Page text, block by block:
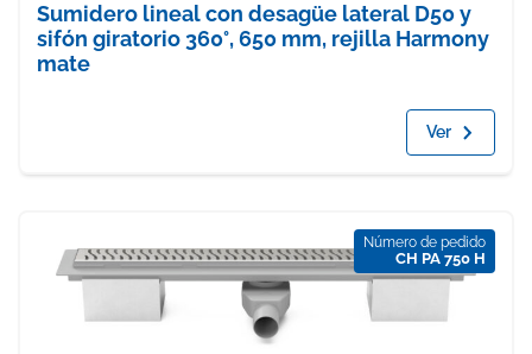
Sumidero lineal con desagüe lateral D50 y
sifón giratorio 360°, 650 mm, rejilla Harmony
mate
Ver
Número de pedido
CH PA 750 H